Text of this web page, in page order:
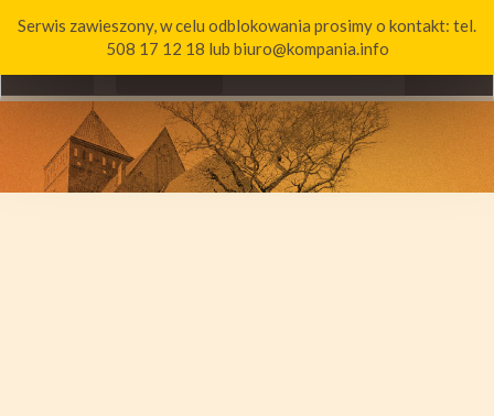
ddddddd
Toggle
Serwis zawieszony, w celu odblokowania prosimy o kontakt: tel.
508 17 12 18 lub biuro@kompania.info